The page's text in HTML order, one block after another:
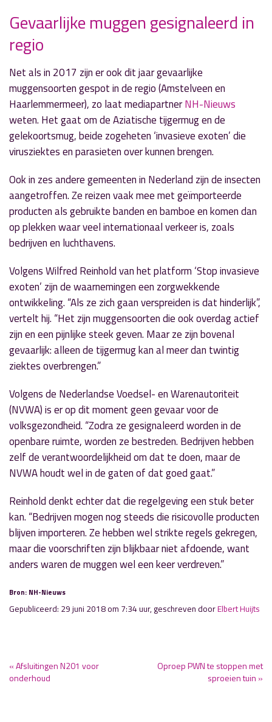
« Vorig nieuwsbericht
Afsluitingen N201 voor onderhoud
29 juni 2018
Oproep PWN te stoppen met sproeien tuin
29 juni 2018
Gevaarlijke muggen gesignaleerd in
regio
Net als in 2017 zijn er ook dit jaar gevaarlijke
muggensoorten gespot in de regio (Amstelveen en
Haarlemmermeer), zo laat mediapartnerNH-Nieuws
weten. Het gaat om de Aziatische tijgermug en de
gelekoortsmug, beide zogeheten ‘invasieve exoten’ die
virusziektes en parasieten over kunnen brengen.
Ook in zes andere gemeenten in Nederland zijn de insecten
aangetroffen. Ze reizen vaak mee met geïmporteerde
producten als gebruikte banden en bamboe en komen dan
op plekken waar veel internationaal verkeer is, zoals
bedrijven en luchthavens.
Volgens Wilfred Reinhold van het platform ‘Stop invasieve
exoten’ zijn de waarnemingen een zorgwekkende
ontwikkeling. “Als ze zich gaan verspreiden is dat hinderlijk”,
vertelt hij. “Het zijn muggensoorten die ook overdag actief
zijn en een pijnlijke steek geven. Maar ze zijn bovenal
gevaarlijk: alleen de tijgermug kan al meer dan twintig
ziektes overbrengen.”
Volgens de Nederlandse Voedsel- en Warenautoriteit
(NVWA) is er op dit moment geen gevaar voor de
volksgezondheid. “Zodra ze gesignaleerd worden in de
openbare ruimte, worden ze bestreden. Bedrijven hebben
zelf de verantwoordelijkheid om dat te doen, maar de
NVWA houdt wel in de gaten of dat goed gaat.”
Reinhold denkt echter dat die regelgeving een stuk beter
kan. “Bedrijven mogen nog steeds die risicovolle producten
blijven importeren. Ze hebben wel strikte regels gekregen,
maar die voorschriften zijn blijkbaar niet afdoende, want
anders waren de muggen wel een keer verdreven.”
Bron: NH-Nieuws
Gepubliceerd: 29 juni 2018 om 7:34 uur, geschreven doorElbert Huijts
« Afsluitingen N201 voor
onderhoud
Oproep PWN te stoppen met
sproeien tuin »